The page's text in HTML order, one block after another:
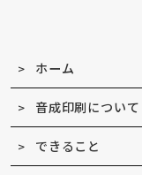
ホーム
音成印刷について
できること